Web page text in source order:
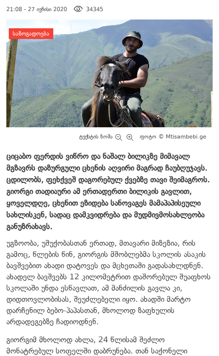
21:08 - 27 ივნისი 2020 34345
ᲡᲐᲖᲝᲒᲐᲓᲝᲔᲑᲐ
ტექსტის ზომა ფოტო © Mtisambebi.ge
ციცაბო ფერდის ვიწრო და ნაშალ ბილიკზე მიმავალ
მგზავრს დაზურგული ცხენის აღვირი მაგრად ჩაუბღუჯავს.
ცდილობს, ფეხქვეშ დაგორებულ ქვებზე თავი შეიმაგროს.
გიორგი თადიაური ამ ერთადერთი ბილიკის გავლით,
ყოველდღე, ცხენით ეზიდება სანოვაგეს მამაპაპისეული
სახლისკენ, სადაც დამკვიდრება და მუდმივმოსახლეობა
განუზრახავს.
უგზოობა, უშუქობასთან ერთად, მთავარი მიზეზია, რის
გამოც, წლების წინ, გიორგის მშობლებმა სკოლის ასაკის
ბავშვებით ახადი დატოვეს და მცხეთაში გადასახლდნენ.
ახადელ ბავშვებს 12 კილომეტრით დაშორებულ შუაფხოს
სკოლაში უნდა ესწავლათ, ამ მანძილის გავლა კი,
დიდთოვლობისას, შეუძლებელი იყო. ახადში მარტო
დარჩენილ ბებო-პაპასთან, მხოლოდ ზაფხულის
არდადეგებზე ჩადიოდნენ.
გიორგიმ მხოლოდ ახლა, 24 წლისამ შეძლო
მონატრებულ სოფელში დაბრუნება. თან საქონელი